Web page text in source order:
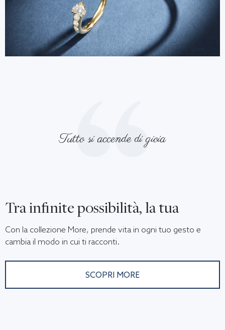
Tutto si accende di gioia
Tra infinite possibilità, la tua
Con la collezione More, prende vita in ogni tuo gesto e
cambia il modo in cui ti racconti.
SCOPRI MORE